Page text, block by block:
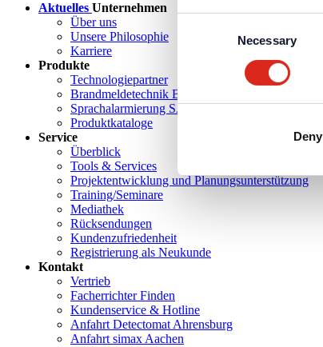
Necessary
Deny
Aktuelles Unternehmen
Über uns
Unsere Philosophie
Karriere
Produkte
Technologiepartner
Brandmeldetechnik BWA/BMA
Sprachalarmierung SAA/ENS
Produktkataloge
Service
Überblick
Tools & Services
Projektentwicklung und Planungsunterstützung
Training/Seminare
Mediathek
Rücksendungen
Kundenzufriedenheit
Registrierung als Neukunde
Kontakt
Vertrieb
Facherrichter Finden
Kundenservice & Hotline
Anfahrt Detectomat Ahrensburg
Anfahrt simax Aachen